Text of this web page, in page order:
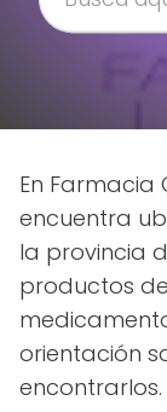
En Farmacia
encuentra
la provincia
productos
orientación
encontrarlos.